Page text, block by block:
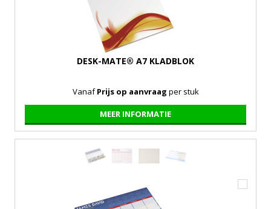
DESK-MATE® A7 KLADBLOK
VanafPrijs op aanvraag per stuk
MEER INFORMATIE